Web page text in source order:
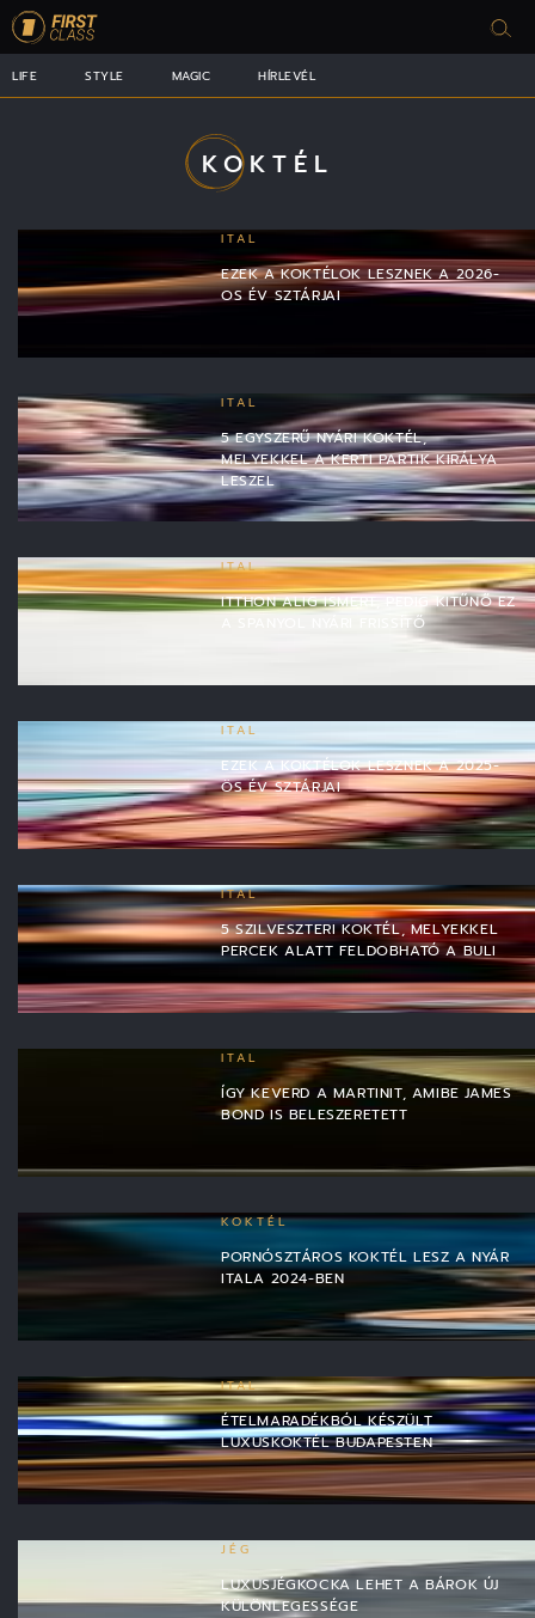
LIFE STYLE MAGIC HÍRLEVÉL
KOKTÉL
ITAL
EZEK A KOKTÉLOK LESZNEK A 2026-
OS ÉV SZTÁRJAI
ITAL
5 EGYSZERŰ NYÁRI KOKTÉL,
MELYEKKEL A KERTI PARTIK KIRÁLYA
LESZEL
ITAL
ITTHON ALIG ISMERT, PEDIG KITŰNŐ EZ
A SPANYOL NYÁRI FRISSÍTŐ
ITAL
EZEK A KOKTÉLOK LESZNEK A 2025-
ÖS ÉV SZTÁRJAI
ITAL
5 SZILVESZTERI KOKTÉL, MELYEKKEL
PERCEK ALATT FELDOBHATÓ A BULI
ITAL
ÍGY KEVERD A MARTINIT, AMIBE JAMES
BOND IS BELESZERETETT
KOKTÉL
PORNÓSZTÁROS KOKTÉL LESZ A NYÁR
ITALA 2024-BEN
ITAL
ÉTELMARADÉKBÓL KÉSZÜLT
LUXUSKOKTÉL BUDAPESTEN
JÉG
LUXUSJÉGKOCKA LEHET A BÁROK ÚJ
KÜLÖNLEGESSÉGE